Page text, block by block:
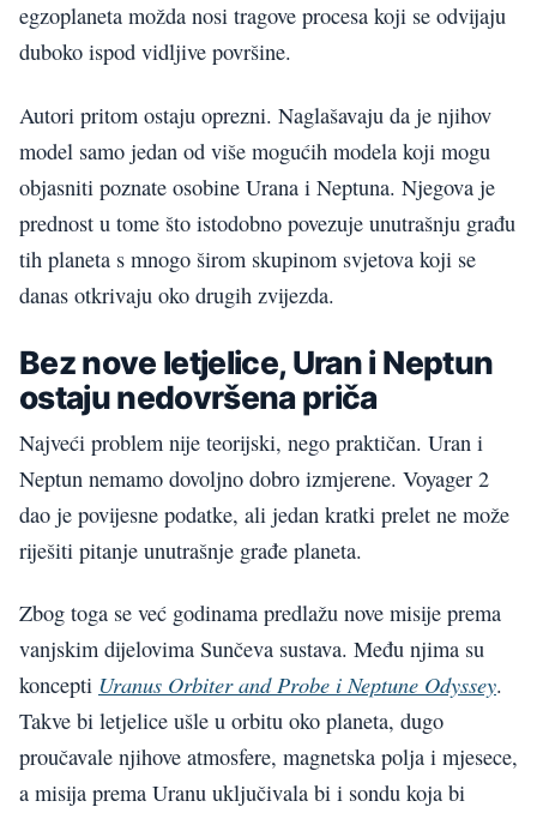
egzoplaneta možda nosi tragove procesa koji se odvijaju
duboko ispod vidljive površine.
Autori pritom ostaju oprezni. Naglašavaju da je njihov
model samo jedan od više mogućih modela koji mogu
objasniti poznate osobine Urana i Neptuna. Njegova je
prednost u tome što istodobno povezuje unutrašnju građu
tih planeta s mnogo širom skupinom svjetova koji se
danas otkrivaju oko drugih zvijezda.
Bez nove letjelice, Uran i Neptun
ostaju nedovršena priča
Najveći problem nije teorijski, nego praktičan. Uran i
Neptun nemamo dovoljno dobro izmjerene. Voyager 2
dao je povijesne podatke, ali jedan kratki prelet ne može
riješiti pitanje unutrašnje građe planeta.
Zbog toga se već godinama predlažu nove misije prema
vanjskim dijelovima Sunčeva sustava. Među njima su
koncepti Uranus Orbiter and Probe i Neptune Odyssey.
Takve bi letjelice ušle u orbitu oko planeta, dugo
proučavale njihove atmosfere, magnetska polja i mjesece,
a misija prema Uranu uključivala bi i sondu koja bi